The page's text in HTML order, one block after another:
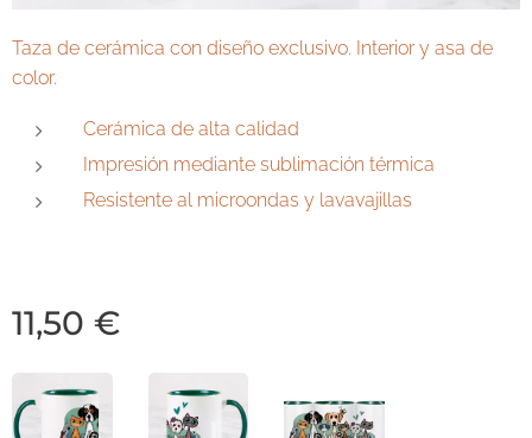
Taza de cerámica con diseño exclusivo. Interior y asa de
color.
Cerámica de alta calidad
Impresión mediante sublimación térmica
Resistente al microondas y lavavajillas
11,50 €